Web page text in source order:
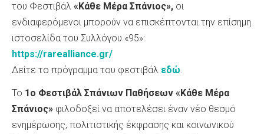
του Φεστιβάλ «Κάθε Μέρα Σπάνιος», οι
ενδιαφερόμενοι μπορούν να επισκέπτονται την επίσημη
ιστοσελίδα του Συλλόγου «95»:
https://rarealliance.gr/
Δείτε το πρόγραμμα του φεστιβάλ εδώ.
Το 1ο Φεστιβάλ Σπάνιων Παθήσεων «Κάθε Μέρα
Σπάνιος» φιλοδοξεί να αποτελέσει έναν νέο θεσμό
ενημέρωσης, πολιτιστικής έκφρασης και κοινωνικού